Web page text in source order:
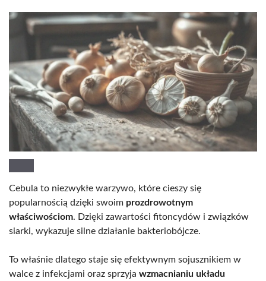
Cebula to niezwykłe warzywo, które cieszy się
popularnością dzięki swoim prozdrowotnym
właściwościom. Dzięki zawartości fitoncydów i związków
siarki, wykazuje silne działanie bakteriobójcze.
To właśnie dlatego staje się efektywnym sojusznikiem w
walce z infekcjami oraz sprzyja wzmacnianiu układu